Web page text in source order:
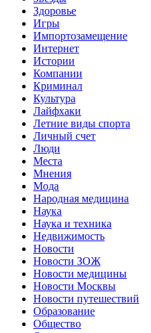
Здоровье
Игры
Импортозамещение
Интернет
Истории
Компании
Криминал
Культура
Лайфхаки
Летние виды спорта
Личный счет
Люди
Места
Мнения
Мода
Народная медицина
Наука
Наука и техника
Недвижимость
Новости
Новости ЗОЖ
Новости медицины
Новости Москвы
Новости путешествий
Образование
Общество